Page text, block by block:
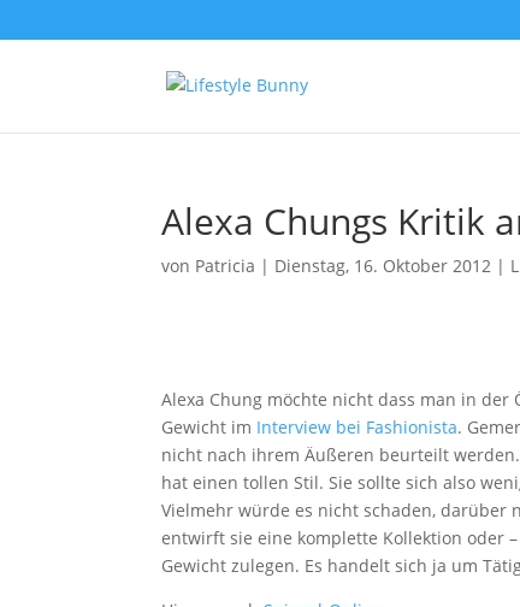
Alexa Chungs Kritik
von Patricia | Dienstag, 16. Oktober 2012 |
Alexa Chung möchte nicht dass man in
Gewicht im Interview bei Fashionista.
nicht nach ihrem Äußeren beurteilt
hat einen tollen Stil. Sie sollte sich also
Vielmehr würde es nicht schaden, darüber
entwirft sie eine komplette Kollektion oder
Gewicht zulegen. Es handelt sich ja um